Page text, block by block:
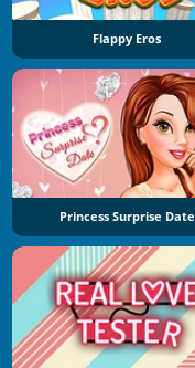
Flappy Eros
Princess Surprise Date